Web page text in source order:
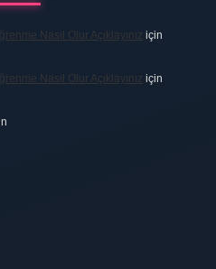
Nasıl Olur Açıklayınız için
Nasıl Olur Açıklayınız için